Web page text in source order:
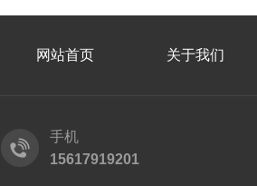
网站首页 关于我们
手机
15617919201